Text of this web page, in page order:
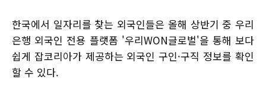
한국에서 일자리를 찾는 외국인들은 올해 상반기 중 우리
은행 외국인 전용 플랫폼 '우리WON글로벌'을 통해 보다
쉽게 잡코리아가 제공하는 외국인 구인·구직 정보를 확인
할 수 있다.